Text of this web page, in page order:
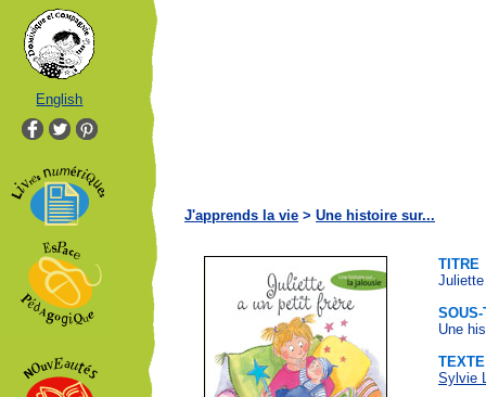
English
J'apprends la vie > Une histoire sur...
TITRE
Une
TEXTE
Sylvie